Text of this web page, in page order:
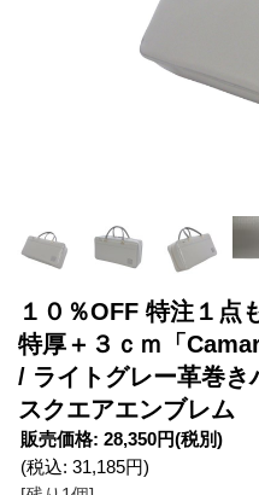
１０％OFF 特注１点
特厚＋３ｃｍ「
/ ライトグレー革巻き
スクエアエンブレム
販売価格: 28,350円(税別)
(税込: 31,185円)